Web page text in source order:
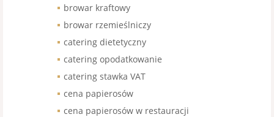
browar kraftowy
browar rzemieślniczy
catering dietetyczny
catering opodatkowanie
catering stawka VAT
cena papierosów
cena papierosów w restauracji